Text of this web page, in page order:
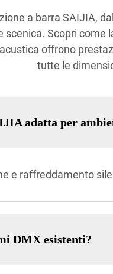
a barra SAIJIA,
Scopri
offrono
tutte le
adatta per
e raffreddamento
DMX esistenti?